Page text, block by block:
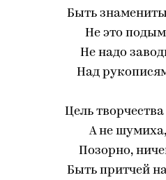
Быть
Не это
Не надо
Над
Цель
А не
Позорно,
Быть притчей